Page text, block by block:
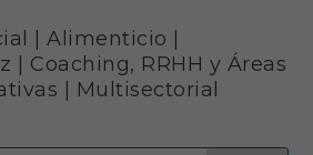
Alimenticio
Coaching, RRHH y Áreas
Multisectorial